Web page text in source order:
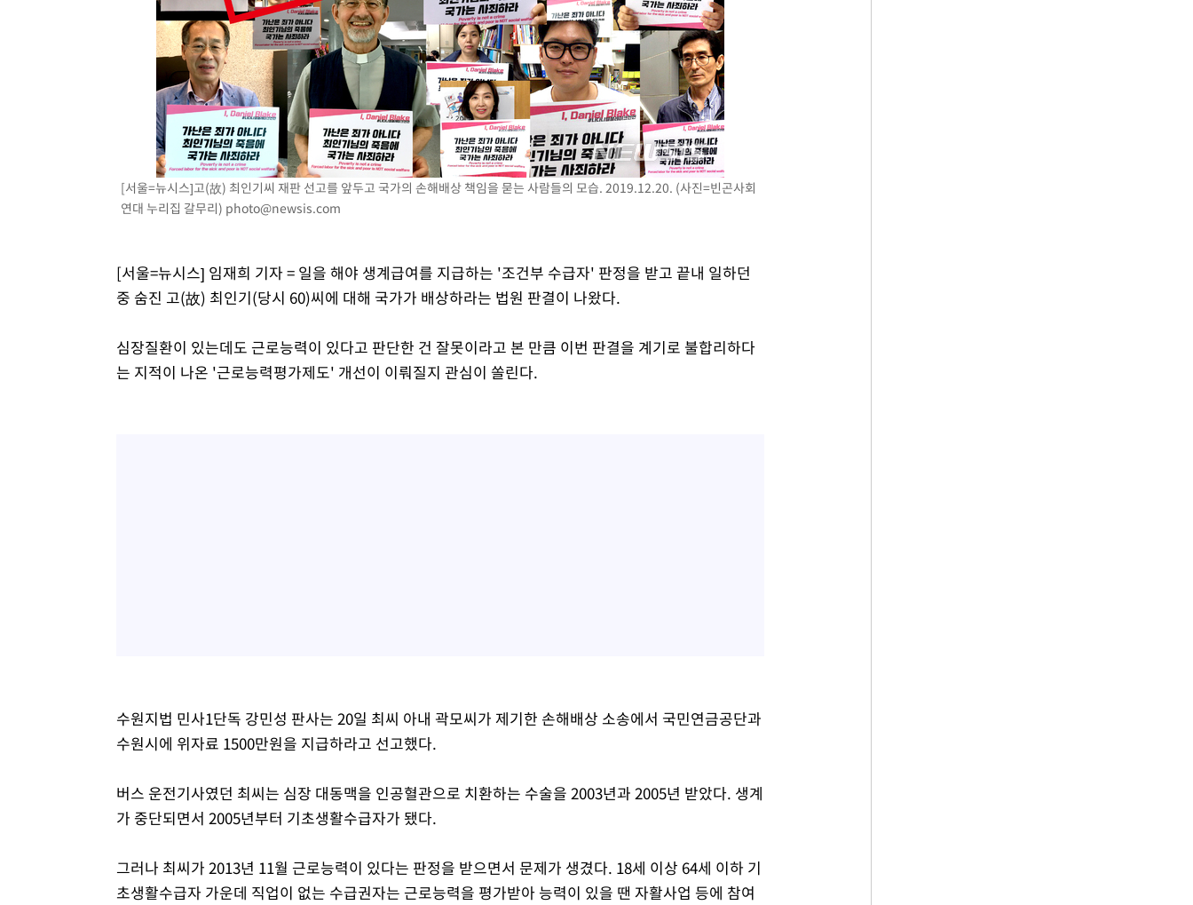
[서울=뉴시스]고(故) 최인기씨 재판 선고를 앞두고 국가의 손해배상 책임을 묻는 사람들의 모습. 2019.12.20. (사진=빈곤사회
연대 누리집 갈무리) photo@newsis.com
[서울=뉴시스] 임재희 기자 = 일을 해야 생계급여를 지급하는 '조건부 수급자' 판정을 받고 끝내 일하던
중 숨진 고(故) 최인기(당시 60)씨에 대해 국가가 배상하라는 법원 판결이 나왔다.
심장질환이 있는데도 근로능력이 있다고 판단한 건 잘못이라고 본 만큼 이번 판결을 계기로 불합리하다
는 지적이 나온 '근로능력평가제도' 개선이 이뤄질지 관심이 쏠린다.
수원지법 민사1단독 강민성 판사는 20일 최씨 아내 곽모씨가 제기한 손해배상 소송에서 국민연금공단과
수원시에 위자료 1500만원을 지급하라고 선고했다.
버스 운전기사였던 최씨는 심장 대동맥을 인공혈관으로 치환하는 수술을 2003년과 2005년 받았다. 생계
가 중단되면서 2005년부터 기초생활수급자가 됐다.
그러나 최씨가 2013년 11월 근로능력이 있다는 판정을 받으면서 문제가 생겼다. 18세 이상 64세 이하 기
초생활수급자 가운데 직업이 없는 수급권자는 근로능력을 평가받아 능력이 있을 땐 자활사업 등에 참여